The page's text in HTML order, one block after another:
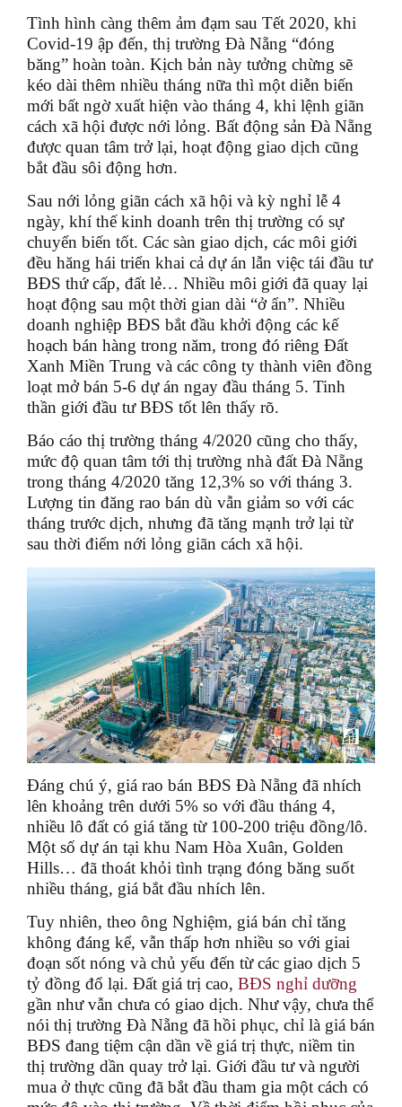
Tình hình càng thêm ảm đạm sau Tết 2020, khi
Covid-19 ập đến, thị trường Đà Nẵng “đóng
băng” hoàn toàn. Kịch bản này tưởng chừng sẽ
kéo dài thêm nhiều tháng nữa thì một diễn biến
mới bất ngờ xuất hiện vào tháng 4, khi lệnh giãn
cách xã hội được nới lỏng. Bất động sản Đà Nẵng
được quan tâm trở lại, hoạt động giao dịch cũng
bắt đầu sôi động hơn.
Sau nới lỏng giãn cách xã hội và kỳ nghỉ lễ 4
ngày, khí thế kinh doanh trên thị trường có sự
chuyển biến tốt. Các sàn giao dịch, các môi giới
đều hăng hái triển khai cả dự án lẫn việc tái đầu tư
BĐS thứ cấp, đất lẻ… Nhiều môi giới đã quay lại
hoạt động sau một thời gian dài “ở ẩn”. Nhiều
doanh nghiệp BĐS bắt đầu khởi động các kế
hoạch bán hàng trong năm, trong đó riêng Đất
Xanh Miền Trung và các công ty thành viên đồng
loạt mở bán 5-6 dự án ngay đầu tháng 5. Tinh
thần giới đầu tư BĐS tốt lên thấy rõ.
Báo cáo thị trường tháng 4/2020 cũng cho thấy,
mức độ quan tâm tới thị trường nhà đất Đà Nẵng
trong tháng 4/2020 tăng 12,3% so với tháng 3.
Lượng tin đăng rao bán dù vẫn giảm so với các
tháng trước dịch, nhưng đã tăng mạnh trở lại từ
sau thời điểm nới lỏng giãn cách xã hội.
Đáng chú ý, giá rao bán BĐS Đà Nẵng đã nhích
lên khoảng trên dưới 5% so với đầu tháng 4,
nhiều lô đất có giá tăng từ 100-200 triệu đồng/lô.
Một số dự án tại khu Nam Hòa Xuân, Golden
Hills… đã thoát khỏi tình trạng đóng băng suốt
nhiều tháng, giá bắt đầu nhích lên.
Tuy nhiên, theo ông Nghiệm, giá bán chỉ tăng
không đáng kể, vẫn thấp hơn nhiều so với giai
đoạn sốt nóng và chủ yếu đến từ các giao dịch 5
tỷ đồng đổ lại. Đất giá trị cao, BĐS nghỉ dưỡng
gần như vẫn chưa có giao dịch. Như vậy, chưa thể
nói thị trường Đà Nẵng đã hồi phục, chỉ là giá bán
BĐS đang tiệm cận dần về giá trị thực, niềm tin
thị trường dần quay trở lại. Giới đầu tư và người
mua ở thực cũng đã bắt đầu tham gia một cách có